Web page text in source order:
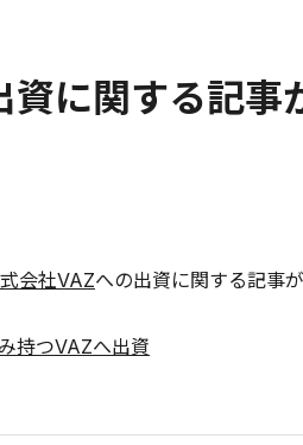
に関する記事
会社VAZへの出資に関する記事
持つVAZへ出資